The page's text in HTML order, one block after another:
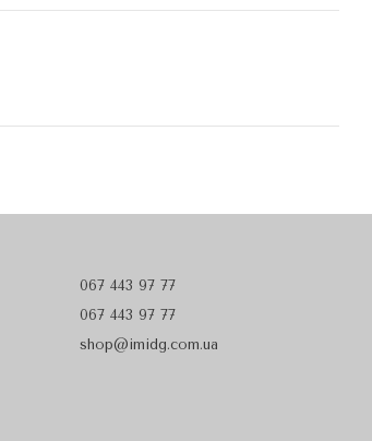
067 443 97 77
067 443 97 77
shop@imidg.com.ua